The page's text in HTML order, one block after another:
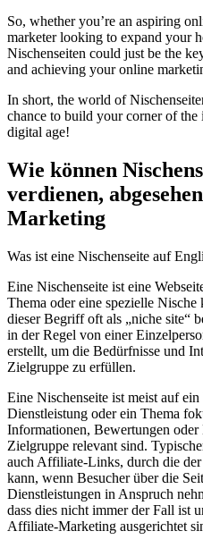
So, whether you’re an aspiring
marketer looking to expand ⁣your
Nischenseiten⁢ could just ‍be the
‌and ⁣achieving your ‍online
In short, the world ⁢of
chance to build your corner​ of the
digital age!
Wie können
verdienen,
Marketing
Was ist eine Nischenseite auf
Eine Nischenseite ist eine
Thema oder eine spezielle
dieser Begriff oft als „niche site“
in der Regel von einer
erstellt, um die Bedürfnisse und
Zielgruppe zu erfüllen.
Eine Nischenseite ist meist auf
Dienstleistung oder ein Thema
Informationen, Bewertungen
Zielgruppe relevant sind.
auch Affiliate-Links, durch die
kann, wenn Besucher über die
Dienstleistungen in Anspruch
dass dies nicht immer der Fall ist
Affiliate-Marketing ausgerichtet